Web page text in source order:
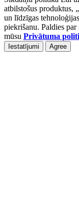
atbilstošus produktus,
un līdzīgas
piekrišanu. Paldies
mūsu Privātuma
Iestatījumi Agree